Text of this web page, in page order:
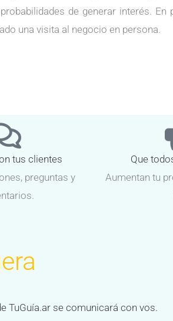
de generar interés. En
una visita al negocio en persona.
tus clientes
preguntas y
Que
Aumentan tu
TuGuía.ar se comunicará con vos.